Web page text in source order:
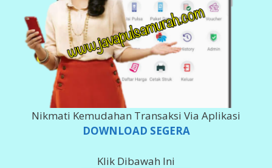
200 980 5555
Imam Ghozali
143 0011 378 617
Imam Ghozali
002 101000 279 566